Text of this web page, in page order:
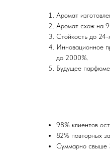
Аромат
Аромат схож на
Стойкость до 24-
Инновационное
до 2000%.
Будущее
98% клиентов
82% повторных
Суммарно свыше